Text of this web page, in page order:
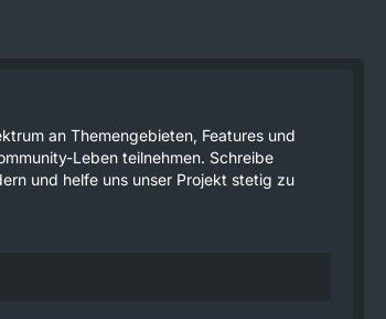
an Themengebieten, Features und
Leben teilnehmen. Schreibe
und helfe uns unser Projekt stetig zu